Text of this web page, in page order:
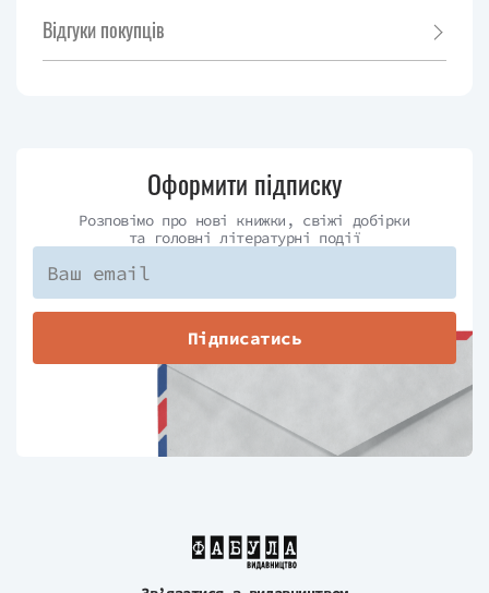
Відгуки покупців
Оформити підписку
Розповімо про нові книжки, свіжі добірки
та головні літературні події
Підписатись